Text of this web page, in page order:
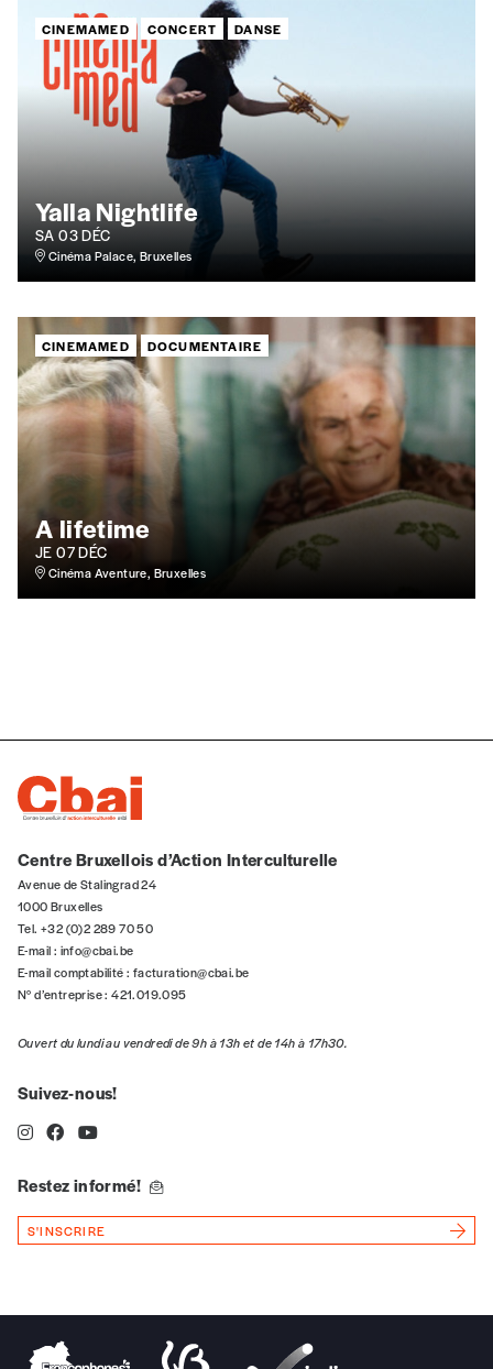
CINEMAMED CONCERT DANSE
Yalla Nightlife
SA 03 DÉC
Cinéma Palace, Bruxelles
CINEMAMED DOCUMENTAIRE
A lifetime
JE 07 DÉC
Cinéma Aventure, Bruxelles
Centre Bruxellois d’Action Interculturelle
Avenue de Stalingrad 24
1000 Bruxelles
Tel. +32 (0)2 289 70 50
E-mail : info@cbai.be
E-mail comptabilité : facturation@cbai.be
N° d’entreprise : 421.019.095
Ouvert du lundi au vendredi de 9h à 13h et de 14h à 17h30.
Suivez-nous!
Restez informé!
S'INSCRIRE